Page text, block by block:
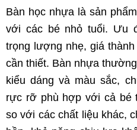
Bàn học nhựa là sản
với các bé nhỏ tuổi. Ưu
trọng lượng nhẹ, giá
cần thiết. Bàn nhựa
kiểu dáng và màu sắc,
rực rỡ phù hợp với cả bé
so với các chất liệu khác,